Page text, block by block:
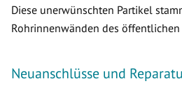
Diese unerwünschten Partikel
Rohrinnenwänden des öffentlichen
Neuanschlüsse und